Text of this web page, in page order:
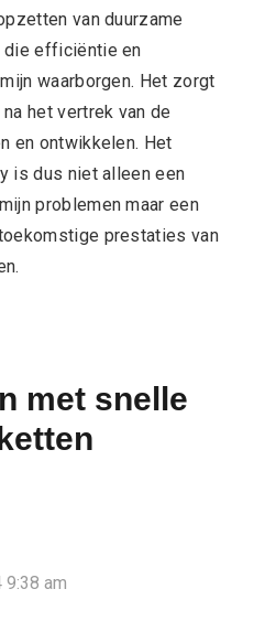
van duurzame
die efficiëntie en
waarborgen. Het zorgt
het vertrek van de
en ontwikkelen. Het
is dus niet alleen een
problemen maar een
prestaties van
met snelle
9:38 am